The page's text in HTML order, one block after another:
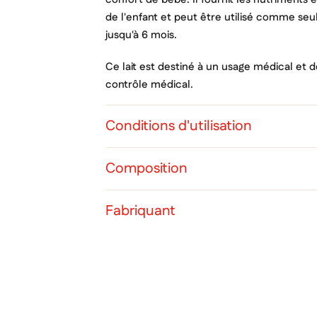
de l'enfant et peut être utilisé comme
jusqu'à 6 mois.
Ce lait est destiné à un usage médical et
contrôle médical.
Conditions d'utilisation
Composition
Fabriquant